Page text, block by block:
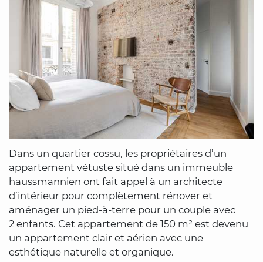
Dans un quartier cossu, les propriétaires d’un
appartement vétuste situé dans un immeuble
haussmannien ont fait appel à un architecte
d’intérieur pour complètement rénover et
aménager un pied-à-terre pour un couple avec
2 enfants. Cet appartement de 150 m² est devenu
un appartement clair et aérien avec une
esthétique naturelle et organique.